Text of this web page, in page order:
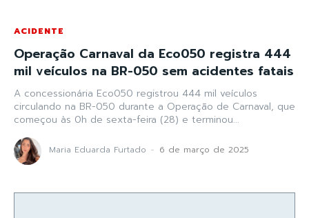
ACIDENTE
Operação Carnaval da Eco050 registra 444
mil veículos na BR-050 sem acidentes fatais
A concessionária Eco050 registrou 444 mil veículos
circulando na BR-050 durante a Operação de Carnaval, que
começou às 0h de sexta-feira (28) e terminou...
Maria Eduarda Furtado - 6 de março de 2025